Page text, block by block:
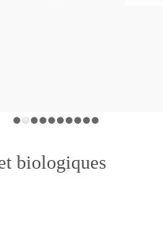
biologiques